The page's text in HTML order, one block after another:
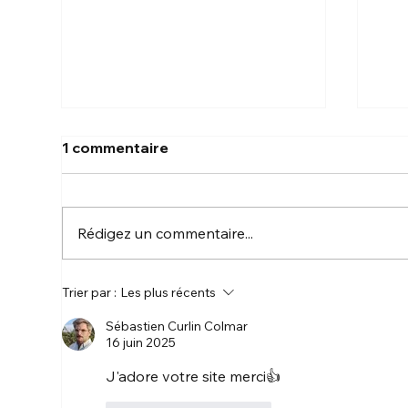
🎥 Présentation générale
Turquoise67
1 commentaire
Rédigez un commentaire...
Trier par : Les plus récents
Sébastien Curlin Colmar
16 juin 2025
J'adore votre site merci👍